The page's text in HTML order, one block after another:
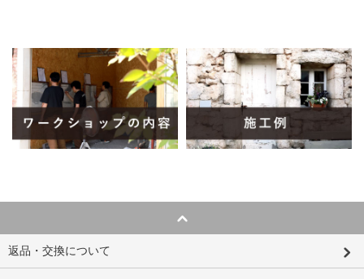
返品・交換について